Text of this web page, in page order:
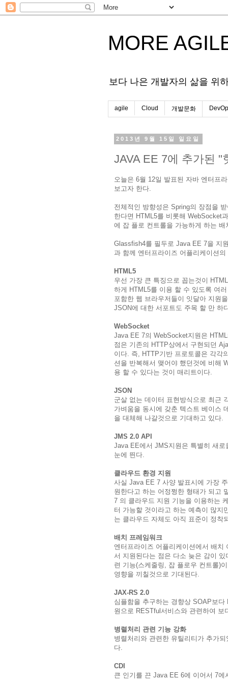
MORE
보다 나은 개발자의 삶을 위
agile Cloud 개발문화
2013년 9월 15일 일요일
JAVA EE 7에 추가된 "
오늘은 6월 12일 발표된 자바 엔터프
보고자 한다.
전체적인 방향성은 Spring의 장점을
한다면 HTML5를 비롯해 WebSocket
에 잡 플로 컨트롤을 가능하게 하는
Glassfish4를 필두로 Java EE 7을 지
과 함께 엔터프라이즈 어플리케이션
HTML5
우선 가장 큰 특징으로 꼽는것이
하게 HTML5를 이용 할 수 있도록 여
포함한 웹 브라우저들이 잇달아 지원
JSON에 대한 서포트도 주목 할 만 하
WebSocket
Java EE 7의 WebSocket지원은
점은 기존의 HTTP상에서 구현되던
이다. 즉, HTTP기반 프로토콜은 각각
션을 반복해서 맺어야 했던것에 비해
용 할 수 있다는 것이 매리트이다.
JSON
군살 없는 데이터 표현방식으로 최근
가벼움을 동시에 갖춘 텍스트 베이스
을 대체해 나갈것으로 기대하고 있다.
JMS 2.0 API
Java EE에서 JMS지원은 특별히 새
눈에 띈다.
클라우드 환경 지원
사실 Java EE 7 사양 발표시에 가장
원한다고 하는 어정쩡한 형태가 되고
7 의 클라우드 지원 기능을 이용하는
터 가능할 것이라고 하는 예측이 많지
는 클라우드 자체도 아직 표준이 정착
배치 프레임워크
엔터프라이즈 어플리케이션에서 배
서 지원된다는 점은 다소 늦은 감이
련 기능(스케줄링, 잡 플로우 컨트롤)
영향을 끼칠것으로 기대된다.
JAX-RS 2.0
심플함을 추구하는 경향상 SOAP보
원으로 RESTful서비스와 관련하여
병렬처리 관련 기능 강화
병렬처리와 관련한 유틸리티가 추가
다.
CDI
큰 인기를 끈 Java EE 6에 이어서 7에